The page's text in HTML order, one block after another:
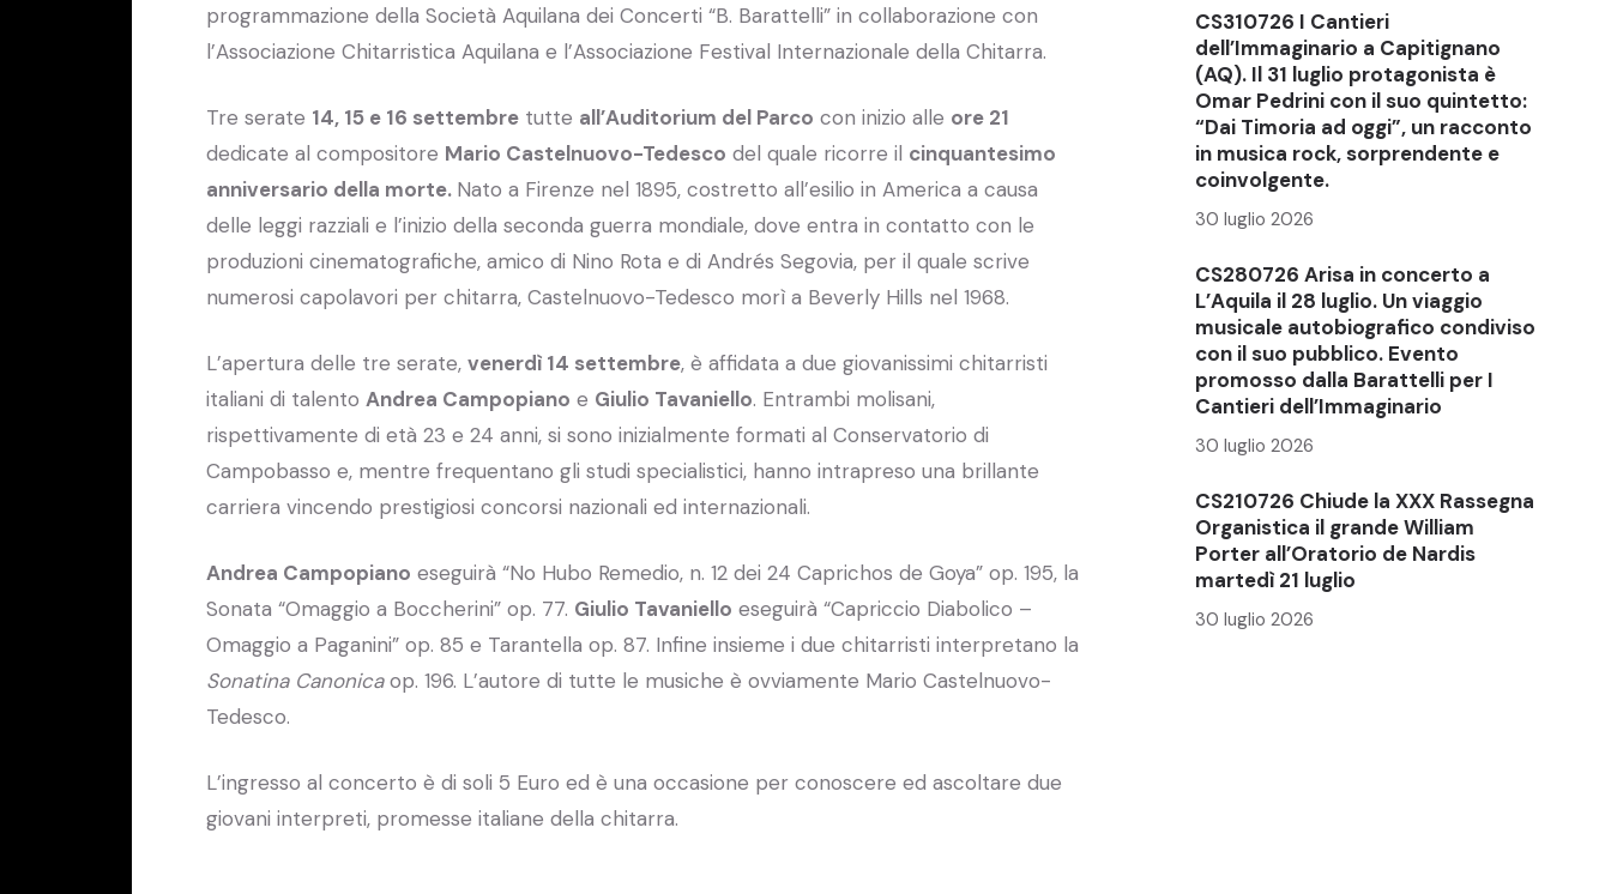
programmazione della Società Aquilana dei Concerti “B. Barattelli” in collaborazione con
l’Associazione Chitarristica Aquilana e l’Associazione Festival Internazionale della Chitarra.
Tre serate 14, 15 e 16 settembre tutte all’Auditorium del Parco con inizio alle ore 21
dedicate al compositore Mario Castelnuovo-Tedesco del quale ricorre il cinquantesimo
anniversario della morte. Nato a Firenze nel 1895, costretto all’esilio in America a causa
delle leggi razziali e l’inizio della seconda guerra mondiale, dove entra in contatto con le
produzioni cinematografiche, amico di Nino Rota e di Andrés Segovia, per il quale scrive
numerosi capolavori per chitarra, Castelnuovo-Tedesco morì a Beverly Hills nel 1968.
L’apertura delle tre serate, venerdì 14 settembre, è affidata a due giovanissimi chitarristi
italiani di talento Andrea Campopiano e Giulio Tavaniello. Entrambi molisani,
rispettivamente di età 23 e 24 anni, si sono inizialmente formati al Conservatorio di
Campobasso e, mentre frequentano gli studi specialistici, hanno intrapreso una brillante
carriera vincendo prestigiosi concorsi nazionali ed internazionali.
Andrea Campopiano eseguirà “No Hubo Remedio, n. 12 dei 24 Caprichos de Goya” op. 195, la
Sonata “Omaggio a Boccherini” op. 77. Giulio Tavaniello eseguirà “Capriccio Diabolico –
Omaggio a Paganini” op. 85 e Tarantella op. 87. Infine insieme i due chitarristi interpretano la
Sonatina Canonicaop. 196. L’autore di tutte le musiche è ovviamente Mario Castelnuovo-
Tedesco.
L’ingresso al concerto è di soli 5 Euro ed è una occasione per conoscere ed ascoltare due
giovani interpreti, promesse italiane della chitarra.
CS310726 I Cantieri
dell’Immaginario a Capitignano
(AQ). Il 31 luglio protagonista è
Omar Pedrini con il suo quintetto:
“Dai Timoria ad oggi”, un racconto
in musica rock, sorprendente e
coinvolgente.
30 luglio 2026
CS280726 Arisa in concerto a
L’Aquila il 28 luglio. Un viaggio
musicale autobiografico condiviso
con il suo pubblico. Evento
promosso dalla Barattelli per I
Cantieri dell’Immaginario
30 luglio 2026
CS210726 Chiude la XXX Rassegna
Organistica il grande William
Porter all’Oratorio de Nardis
martedì 21 luglio
30 luglio 2026